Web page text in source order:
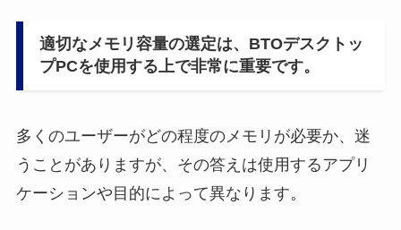
適切なメモリ容量の選定は、BTOデスクトッ
プPCを使用する上で非常に重要です。
多くのユーザーがどの程度のメモリが必要か、迷
うことがありますが、その答えは使用するアプリ
ケーションや目的によって異なります。